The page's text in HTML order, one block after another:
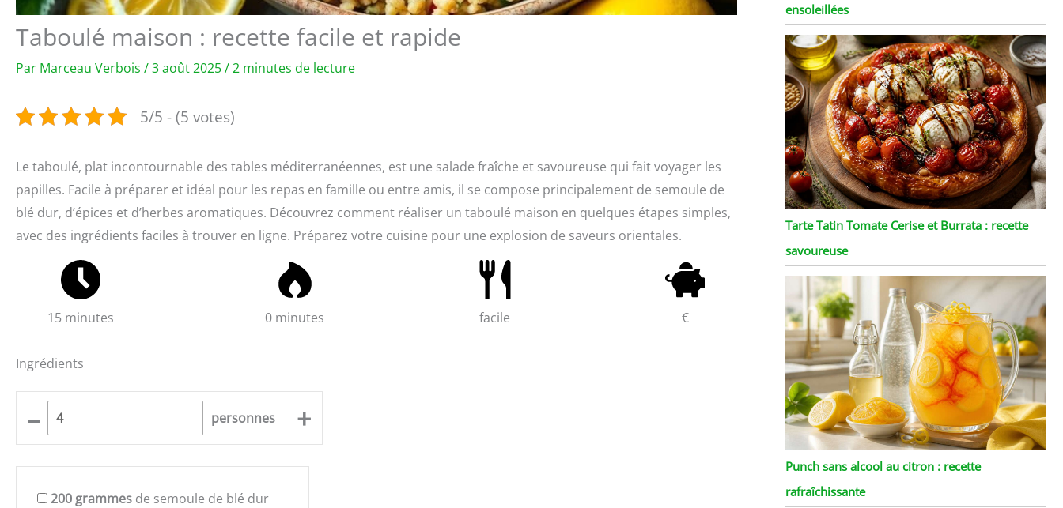
Taboulé maison : recette facile et rapide
Par Marceau Verbois /3 août 2025/2 minutes de lecture
5/5 - (5 votes)
Le taboulé, plat incontournable des tables méditerranéennes, est une salade fraîche et savoureuse qui fait voyager les
papilles. Facile à préparer et idéal pour les repas en famille ou entre amis, il se compose principalement de semoule de
blé dur, d’épices et d’herbes aromatiques. Découvrez comment réaliser un taboulé maison en quelques étapes simples,
avec des ingrédients faciles à trouver en ligne. Préparez votre cuisine pour une explosion de saveurs orientales.
15 minutes 0 minutes facile €
Ingrédients
– personnes +
200 grammes de semoule de blé dur
ensoleillées
Tarte Tatin Tomate Cerise et Burrata : recette
savoureuse
Punch sans alcool au citron : recette
rafraîchissante